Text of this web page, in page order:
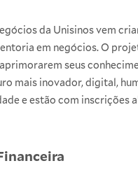
da Unisinos vem
em negócios. O
seus
mais inovador, digital,
e estão com inscrições